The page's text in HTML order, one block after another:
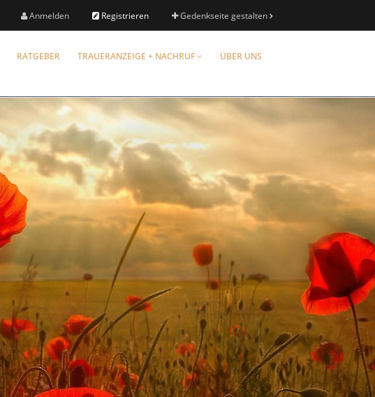
Anmelden Registrieren Gedenkseite gestalten
RATGEBER TRAUERANZEIGE + NACHRUF ÜBER UNS